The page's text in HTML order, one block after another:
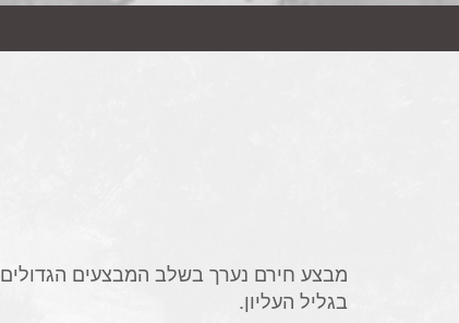
מבצע חירם נערך בשלב המבצעים
בגליל העליון.